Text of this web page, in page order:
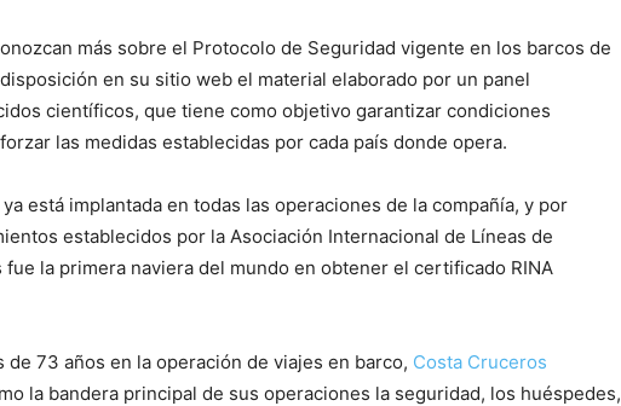
más sobre el Protocolo de Seguridad vigente en los barcos de
en su sitio web el material elaborado por un panel
científicos, que tiene como objetivo garantizar condiciones
las medidas establecidas por cada país donde opera.
está implantada en todas las operaciones de la compañía, y por
establecidos por la Asociación Internacional de Líneas de
la primera naviera del mundo en obtener el certificado RINA
de 73 años en la operación de viajes en barco, Costa Cruceros
la bandera principal de sus operaciones la seguridad, los huéspedes,